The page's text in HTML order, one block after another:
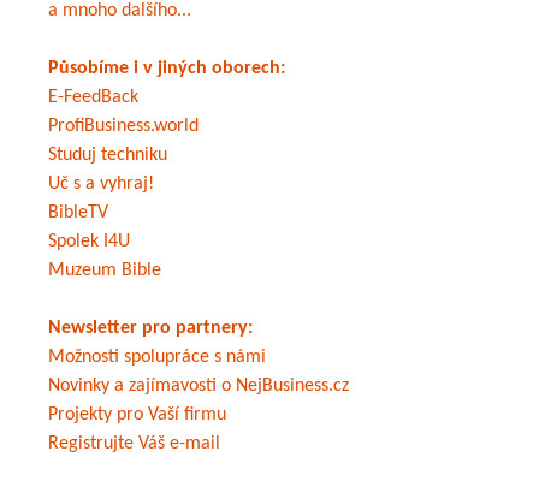
a mnoho dalšího...
Působíme i v jiných oborech:
E-FeedBack
ProfiBusiness.world
Studuj techniku
Uč s a vyhraj!
BibleTV
Spolek I4U
Muzeum Bible
Newsletter pro partnery:
Možnosti spolupráce s námi
Novinky a zajímavosti o NejBusiness.cz
Projekty pro Vaší firmu
Registrujte Váš e-mail